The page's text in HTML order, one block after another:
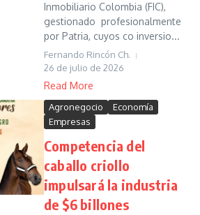
Inmobiliario Colombia (FIC),
gestionado profesionalmente
por Patria, cuyos co inversio...
Fernando Rincón Ch.
26 de julio de 2026
Read More
Agronegocio
Economía
Empresas
Competencia del
caballo criollo
impulsará la industria
de $6 billones